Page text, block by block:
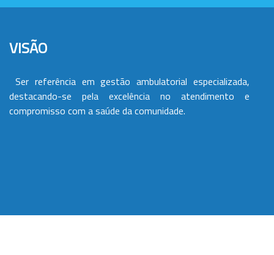
VISÃO
Ser referência em gestão ambulatorial especializada,
destacando-se pela excelência no atendimento e
compromisso com a saúde da comunidade.